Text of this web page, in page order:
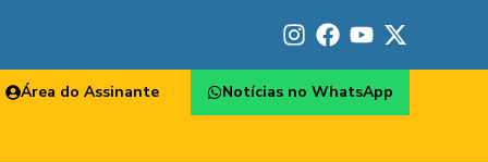
Área do Assinante Notícias no WhatsApp